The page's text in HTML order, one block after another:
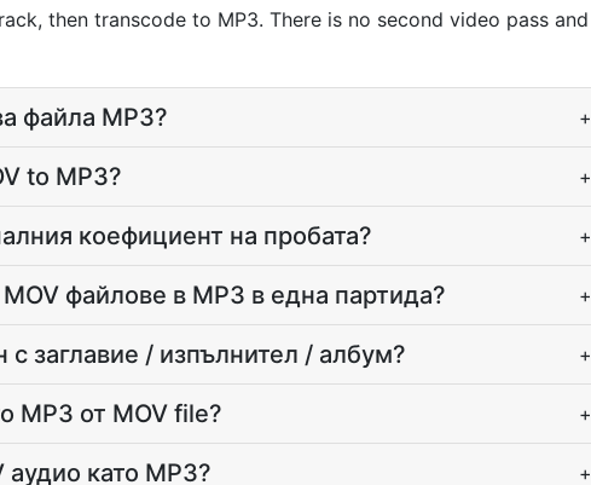
then transcode to MP3. There is no second video pass and
файла MP3? +
to MP3? +
коефициент на пробата? +
файлове в MP3 в една партида? +
заглавие / изпълнител / албум? +
MP3 от MOV file? +
като MP3? +